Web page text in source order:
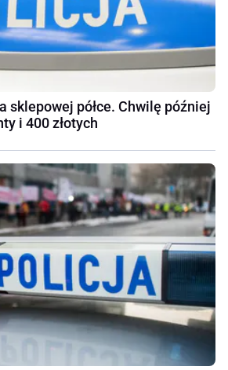
sklepowej półce. Chwilę później
i 400 złotych